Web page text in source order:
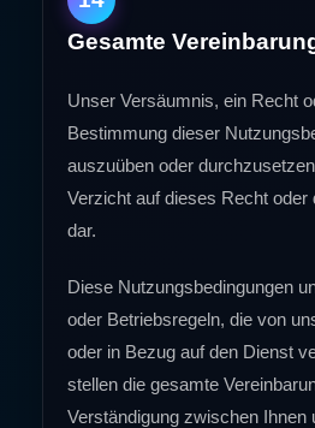
Gesamte
Unser Versäumnis, ein Recht
Bestimmung dieser
auszuüben oder
Verzicht auf dieses Recht
dar.
Diese Nutzungsbedingungen
oder Betriebsregeln, die von
oder in Bezug auf den Dienst
stellen die gesamte
Verständigung zwischen Ihnen